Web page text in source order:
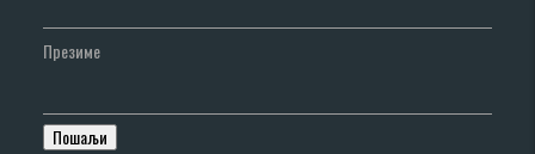
Презиме